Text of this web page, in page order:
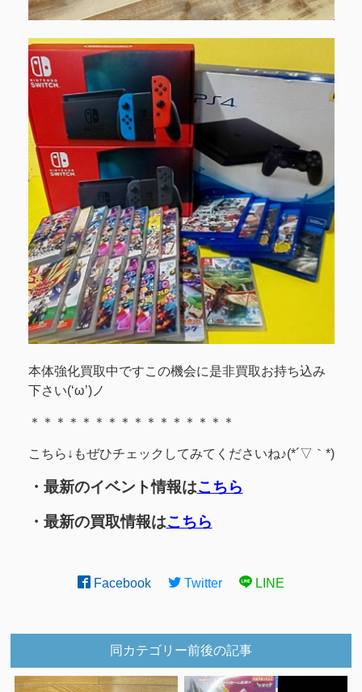
本体強化買取中ですこの機会に是非買取お持ち込み
下さい(‘ω’)ノ
＊＊＊＊＊＊＊＊＊＊＊＊＊＊＊＊
こちら↓もぜひチェックしてみてくださいね♪(*´▽｀*)
・最新のイベント情報はこちら
・最新の買取情報はこちら
Facebook Twitter LINE
同カテゴリー前後の記事